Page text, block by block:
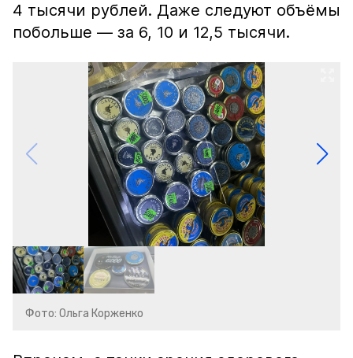
4 тысячи рублей. Даже следуют объёмы
побольше — за 6, 10 и 12,5 тысячи.
Фото: Ольга Корженко